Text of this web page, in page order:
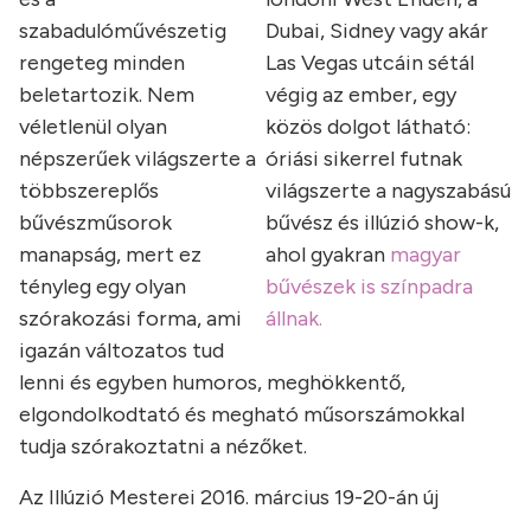
Dubai, Sidney vagy akár
Las Vegas utcáin sétál
végig az ember, egy
közös dolgot látható:
óriási sikerrel futnak
világszerte a nagyszabású
bűvész és illúzió show-k,
ahol gyakran magyar
bűvészek is színpadra
állnak.
szabadulóművészetig
rengeteg minden
beletartozik. Nem
véletlenül olyan
népszerűek világszerte a
többszereplős
bűvészműsorok
manapság, mert ez
tényleg egy olyan
szórakozási forma, ami
igazán változatos tud
lenni és egyben humoros, meghökkentő,
elgondolkodtató és megható műsorszámokkal
tudja szórakoztatni a nézőket.
Az Illúzió Mesterei 2016. március 19-20-án új